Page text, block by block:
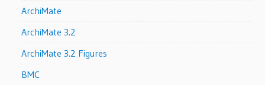
ArchiMate
ArchiMate 3.2
ArchiMate 3.2 Figures
BMC